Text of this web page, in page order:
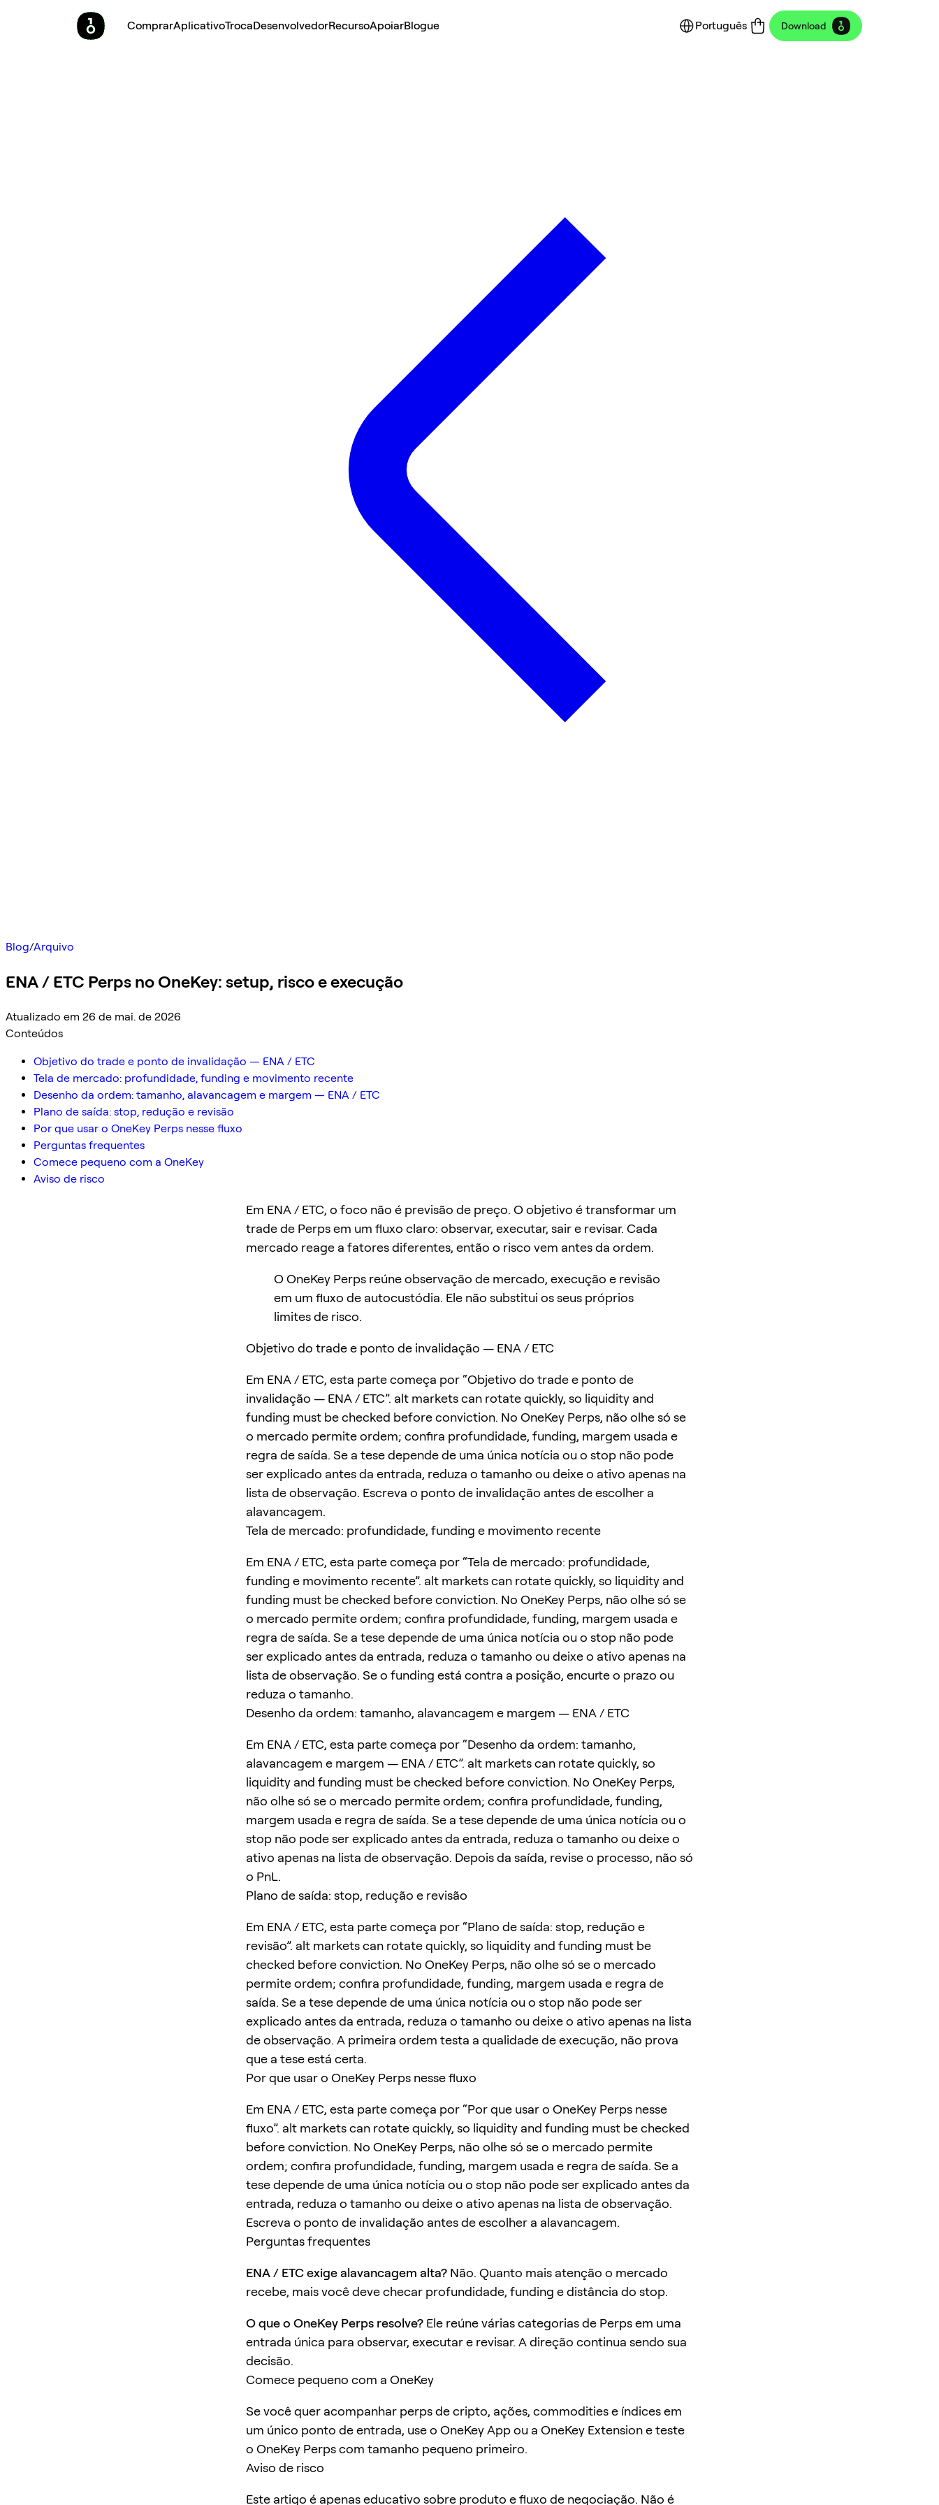
ComprarAplicativoTrocaDesenvolvedorRecursoApoiarBlogue Português Download
Blog/Arquivo
ENA / ETC Perps no OneKey: setup, risco e execução
Atualizado em 26 de mai. de 2026
Conteúdos
Objetivo do trade e ponto de invalidação — ENA / ETC
Tela de mercado: profundidade, funding e movimento recente
Desenho da ordem: tamanho, alavancagem e margem — ENA / ETC
Plano de saída: stop, redução e revisão
Por que usar o OneKey Perps nesse fluxo
Perguntas frequentes
Comece pequeno com a OneKey
Aviso de risco
Em ENA / ETC, o foco não é previsão de preço. O objetivo é transformar um
trade de Perps em um fluxo claro: observar, executar, sair e revisar. Cada
mercado reage a fatores diferentes, então o risco vem antes da ordem.
O OneKey Perps reúne observação de mercado, execução e revisão
em um fluxo de autocustódia. Ele não substitui os seus próprios
limites de risco.
Objetivo do trade e ponto de invalidação — ENA / ETC
Em ENA / ETC, esta parte começa por “Objetivo do trade e ponto de
invalidação — ENA / ETC”. alt markets can rotate quickly, so liquidity and
funding must be checked before conviction. No OneKey Perps, não olhe só se
o mercado permite ordem; confira profundidade, funding, margem usada e
regra de saída. Se a tese depende de uma única notícia ou o stop não pode
ser explicado antes da entrada, reduza o tamanho ou deixe o ativo apenas na
lista de observação. Escreva o ponto de invalidação antes de escolher a
alavancagem.
Tela de mercado: profundidade, funding e movimento recente
Em ENA / ETC, esta parte começa por “Tela de mercado: profundidade,
funding e movimento recente”. alt markets can rotate quickly, so liquidity and
funding must be checked before conviction. No OneKey Perps, não olhe só se
o mercado permite ordem; confira profundidade, funding, margem usada e
regra de saída. Se a tese depende de uma única notícia ou o stop não pode
ser explicado antes da entrada, reduza o tamanho ou deixe o ativo apenas na
lista de observação. Se o funding está contra a posição, encurte o prazo ou
reduza o tamanho.
Desenho da ordem: tamanho, alavancagem e margem — ENA / ETC
Em ENA / ETC, esta parte começa por “Desenho da ordem: tamanho,
alavancagem e margem — ENA / ETC”. alt markets can rotate quickly, so
liquidity and funding must be checked before conviction. No OneKey Perps,
não olhe só se o mercado permite ordem; confira profundidade, funding,
margem usada e regra de saída. Se a tese depende de uma única notícia ou o
stop não pode ser explicado antes da entrada, reduza o tamanho ou deixe o
ativo apenas na lista de observação. Depois da saída, revise o processo, não só
o PnL.
Plano de saída: stop, redução e revisão
Em ENA / ETC, esta parte começa por “Plano de saída: stop, redução e
revisão”. alt markets can rotate quickly, so liquidity and funding must be
checked before conviction. No OneKey Perps, não olhe só se o mercado
permite ordem; confira profundidade, funding, margem usada e regra de
saída. Se a tese depende de uma única notícia ou o stop não pode ser
explicado antes da entrada, reduza o tamanho ou deixe o ativo apenas na lista
de observação. A primeira ordem testa a qualidade de execução, não prova
que a tese está certa.
Por que usar o OneKey Perps nesse fluxo
Em ENA / ETC, esta parte começa por “Por que usar o OneKey Perps nesse
fluxo”. alt markets can rotate quickly, so liquidity and funding must be checked
before conviction. No OneKey Perps, não olhe só se o mercado permite
ordem; confira profundidade, funding, margem usada e regra de saída. Se a
tese depende de uma única notícia ou o stop não pode ser explicado antes da
entrada, reduza o tamanho ou deixe o ativo apenas na lista de observação.
Escreva o ponto de invalidação antes de escolher a alavancagem.
Perguntas frequentes
ENA / ETC exige alavancagem alta? Não. Quanto mais atenção o mercado
recebe, mais você deve checar profundidade, funding e distância do stop.
O que o OneKey Perps resolve? Ele reúne várias categorias de Perps em uma
entrada única para observar, executar e revisar. A direção continua sendo sua
decisão.
Comece pequeno com a OneKey
Se você quer acompanhar perps de cripto, ações, commodities e índices em
um único ponto de entrada, use o OneKey App ou a OneKey Extension e teste
o OneKey Perps com tamanho pequeno primeiro.
Aviso de risco
Este artigo é apenas educativo sobre produto e fluxo de negociação. Não é